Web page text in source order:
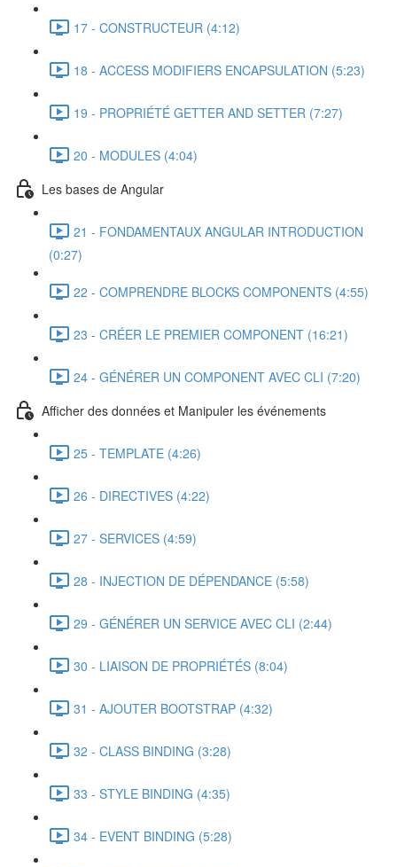
17 - CONSTRUCTEUR (4:12)
18 - ACCESS MODIFIERS ENCAPSULATION (5:23)
19 - PROPRIÉTÉ GETTER AND SETTER (7:27)
20 - MODULES (4:04)
Les bases de Angular
21 - FONDAMENTAUX ANGULAR INTRODUCTION
(0:27)
22 - COMPRENDRE BLOCKS COMPONENTS (4:55)
23 - CRÉER LE PREMIER COMPONENT (16:21)
24 - GÉNÉRER UN COMPONENT AVEC CLI (7:20)
Afficher des données et Manipuler les événements
25 - TEMPLATE (4:26)
26 - DIRECTIVES (4:22)
27 - SERVICES (4:59)
28 - INJECTION DE DÉPENDANCE (5:58)
29 - GÉNÉRER UN SERVICE AVEC CLI (2:44)
30 - LIAISON DE PROPRIÉTÉS (8:04)
31 - AJOUTER BOOTSTRAP (4:32)
32 - CLASS BINDING (3:28)
33 - STYLE BINDING (4:35)
34 - EVENT BINDING (5:28)